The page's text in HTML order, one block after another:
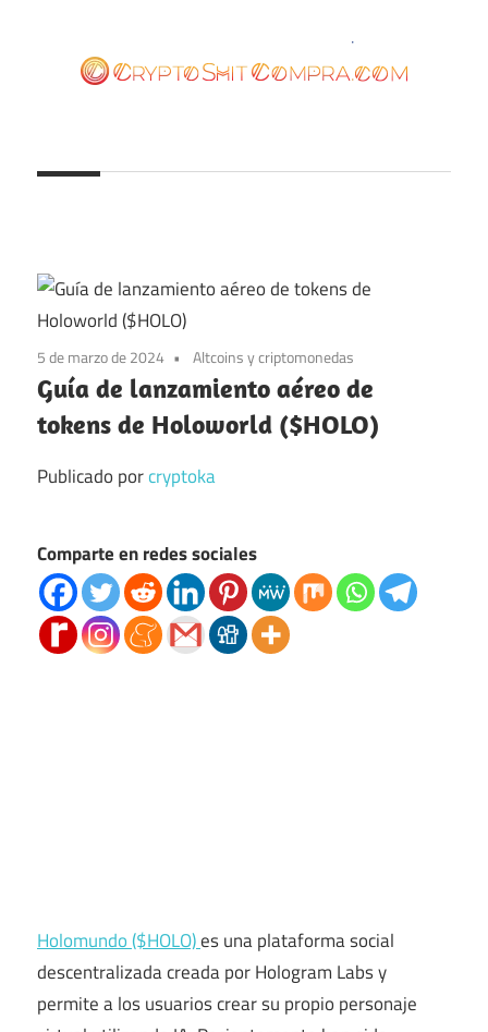
contenido
5 de marzo de 2024 Altcoins y criptomonedas
Guía de lanzamiento aéreo de
tokens de Holoworld ($HOLO)
Publicado porcryptoka
Comparte en redes sociales
Holomundo ($HOLO)es una plataforma social
descentralizada creada por Hologram Labs y
permite a los usuarios crear su propio personaje